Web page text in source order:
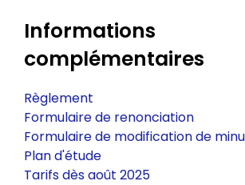
Informations
complémentaires
Règlement
Formulaire de renonciation
Formulaire de modification de
Plan d'étude
Tarifs dès août 2025